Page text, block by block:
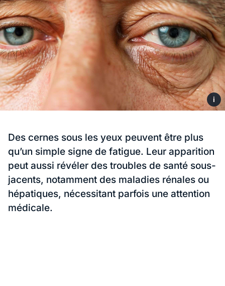
i
Des cernes sous les yeux peuvent être plus
qu’un simple signe de fatigue. Leur apparition
peut aussi révéler des troubles de santé sous-
jacents, notamment des maladies rénales ou
hépatiques, nécessitant parfois une attention
médicale.